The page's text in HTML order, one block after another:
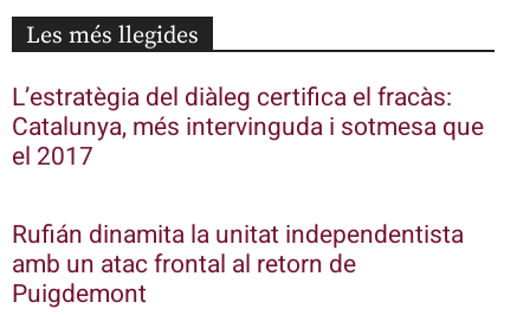
Les més llegides
L’estratègia del diàleg certifica el fracàs:
Catalunya, més intervinguda i sotmesa que
el 2017
Rufián dinamita la unitat independentista
amb un atac frontal al retorn de
Puigdemont